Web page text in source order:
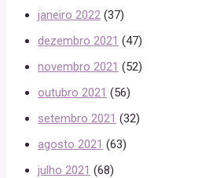
janeiro 2022 (37)
dezembro 2021 (47)
novembro 2021 (52)
outubro 2021 (56)
setembro 2021 (32)
agosto 2021 (63)
julho 2021 (68)